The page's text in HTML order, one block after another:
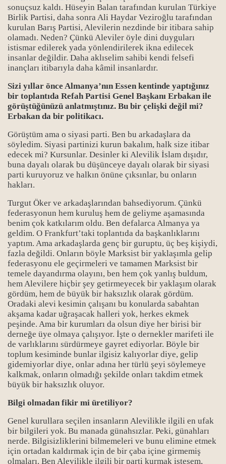
sonuçsuz kaldı. Hüseyin Balan tarafından kurulan Türkiye
Birlik Partisi, daha sonra Ali Haydar Veziroğlu tarafından
kurulan Barış Partisi, Alevilerin nezdinde bir itibara sahip
olamadı. Neden? Çünkü Aleviler öyle dini duyguları
istismar edilerek yada yönlendirilerek ikna edilecek
insanlar değildir. Daha aklıselim sahibi kendi felsefi
inançları itibarıyla daha kâmil insanlardır.
Sizi yıllar önce Almanya’nın Essen kentinde yaptığınız
bir toplantıda Refah Partisi Genel Başkanı Erbakan ile
görüştüğünüzü anlatmıştınız. Bu bir çelişki değil mi?
Erbakan da bir politikacı.
Görüştüm ama o siyasi parti. Ben bu arkadaşlara da
söyledim. Siyasi partinizi kurun bakalım, halk size itibar
edecek mi? Kursunlar. Desinler ki Alevilik İslam dışıdır,
buna dayalı olarak bu düşünceye dayalı olarak bir siyasi
parti kuruyoruz ve halkın önüne çıksınlar, bu onların
hakları.
Turgut Öker ve arkadaşlarından bahsediyorum. Çünkü
federasyonun hem kuruluş hem de geliyme aşamasında
benim çok katkılarım oldu. Ben defalarca Almanya ya
geldim. O Frankfurt’taki toplantıda da başkanlıklarını
yaptım. Ama arkadaşlarda genç bir guruptu, üç beş kişiydi,
fazla değildi. Onların böyle Marksist bir yaklaşımla gelip
federasyonu ele geçirmeleri ve tamamen Marksist bir
temele dayandırma olayını, ben hem çok yanlış buldum,
hem Alevilere hiçbir şey getirmeyecek bir yaklaşım olarak
gördüm, hem de büyük bir haksızlık olarak gördüm.
Oradaki alevi kesimin çalışanı bu konularda sabahtan
akşama kadar uğraşacak halleri yok, herkes ekmek
peşinde. Ama bir kurumları da olsun diye her birisi bir
derneğe üye olmaya çalışıyor. İşte o dernekler marifeti ile
de varlıklarını sürdürmeye gayret ediyorlar. Böyle bir
toplum kesiminde bunlar ilgisiz kalıyorlar diye, gelip
gidemiyorlar diye, onlar adına her türlü şeyi söylemeye
kalkmak, onların olmadığı şekilde onları takdim etmek
büyük bir haksızlık oluyor.
Bilgi olmadan fikir mi üretiliyor?
Genel kurullara seçilen insanların Alevilikle ilgili en ufak
bir bilgileri yok. Bu manada günahsızlar. Peki, günahları
nerde. Bilgisizliklerini bilmemeleri ve bunu elimine etmek
için ortadan kaldırmak için de bir çaba içine girmemiş
olmaları. Ben Alevilikle ilgili bir parti kurmak istesem,